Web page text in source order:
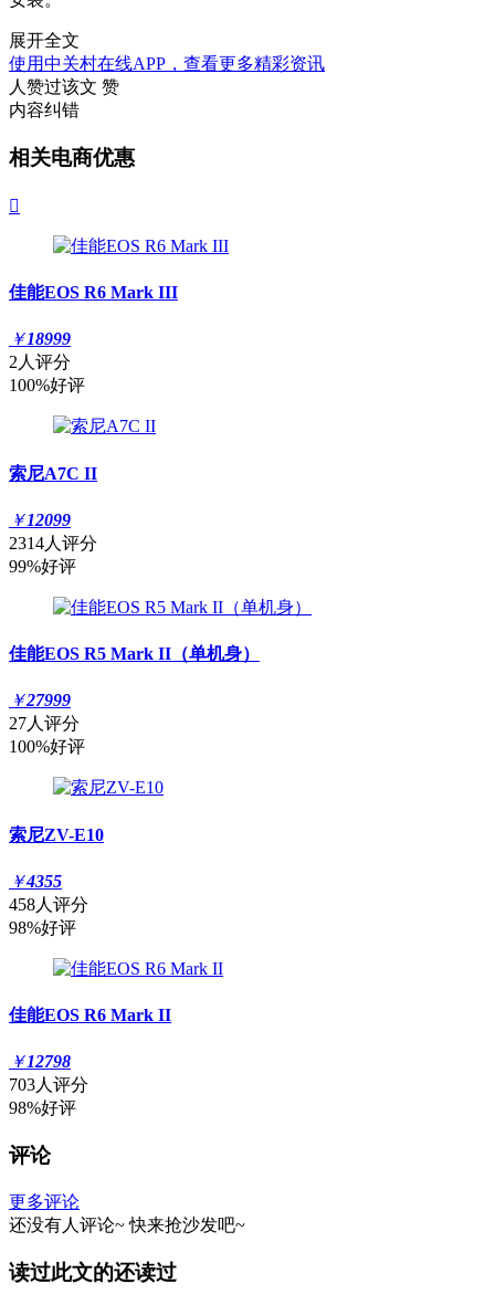
展开全文
使用中关村在线APP，查看更多精彩资讯
人赞过该文 赞
内容纠错
相关电商优惠

佳能EOS R6 Mark III
￥18999
2人评分
100%好评
索尼A7C II
￥12099
2314人评分
99%好评
佳能EOS R5 Mark II（单机身）
￥27999
27人评分
100%好评
索尼ZV-E10
￥4355
458人评分
98%好评
佳能EOS R6 Mark II
￥12798
703人评分
98%好评
评论
更多评论
还没有人评论~ 快来抢沙发吧~
读过此文的还读过